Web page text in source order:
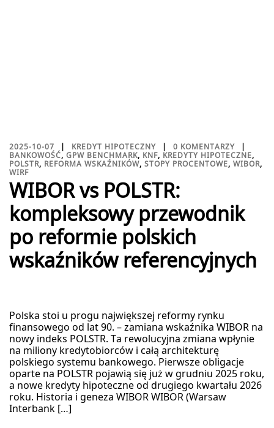
2025-10-07 KREDYT HIPOTECZNY
0 KOMENTARZY
BANKOWOŚĆ, GPW BENCHMARK, KNF, KREDYTY HIPOTECZNE,
POLSTR, REFORMA WSKAŹNIKÓW, STOPY PROCENTOWE, WIBOR,
WIRF
WIBOR vs POLSTR:
kompleksowy przewodnik
po reformie polskich
wskaźników referencyjnych
Polska stoi u progu największej reformy rynku
finansowego od lat 90. – zamiana wskaźnika WIBOR na
nowy indeks POLSTR. Ta rewolucyjna zmiana wpłynie
na miliony kredytobiorców i całą architekturę
polskiego systemu bankowego. Pierwsze obligacje
oparte na POLSTR pojawią się już w grudniu 2025 roku,
a nowe kredyty hipoteczne od drugiego kwartału 2026
roku. Historia i geneza WIBOR WIBOR (Warsaw
Interbank […]